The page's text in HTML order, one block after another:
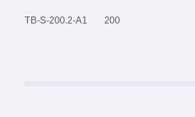
TB-S-200.2-A1 200